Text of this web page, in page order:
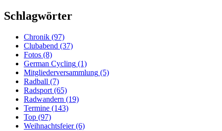
Schlagwörter
Chronik (97)
Clubabend (37)
Fotos (8)
German Cycling (1)
Mitgliederversammlung (5)
Radball (7)
Radsport (65)
Radwandern (19)
Termine (143)
Top (97)
Weihnachtsfeier(6)